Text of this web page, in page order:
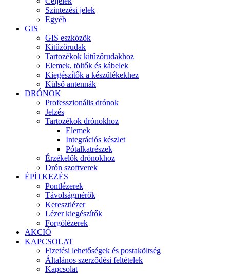
Szintezési jelek
Egyéb
GIS
GIS eszközök
Kitűzőrudak
Tartozékok kitűzőrudakhoz
Elemek, töltők és kábelek
Kiegészítők a készülékekhez
Külső antennák
DRÓNOK
Professzionális drónok
Jelzés
Tartozékok drónokhoz
Elemek
Integrációs készlet
Pótalkatrészek
Érzékelők drónokhoz
Drón szoftverek
ÉPÍTKEZÉS
Pontlézerek
Távolságmérők
Keresztlézer
Lézer kiegészítők
Forgólézerek
AKCIÓ
KAPCSOLAT
Fizetési lehetőségek és postaköltség
Általános szerződési feltételek
Kapcsolat